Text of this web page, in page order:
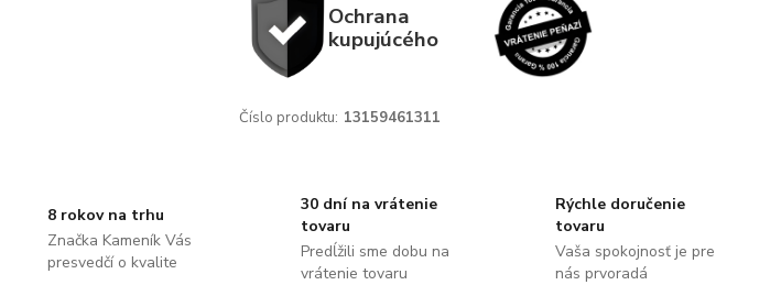
Ochrana
kupujúcého
Číslo produktu: 13159461311
8 rokov na trhu
Značka Kameník Vás
presvedčí o kvalite
30 dní na vrátenie
tovaru
Predĺžili sme dobu na
vrátenie tovaru
Rýchle doručenie
tovaru
Vaša spokojnosť je pre
nás prvoradá